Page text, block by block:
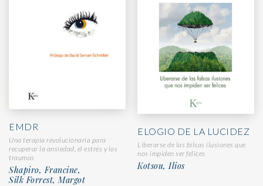
EMDR
Una terapia revolucionaria para
recuperar la ansiedad, el estrés y los
traumas
Shapiro, Francine,
Silk Forrest, Margot
ELOGIO DE LA LUCIDEZ
Liberarse de las falsas ilusiones que
nos impiden ser felices
Kotsou, Ilios